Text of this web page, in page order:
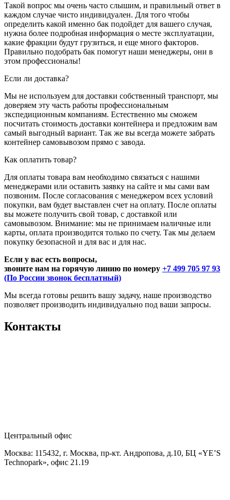
Такой вопрос мы очень часто слышим, и правильный ответ в
каждом случае чисто индивидуален. Для того чтобы
определить какой именно бак подойдет для вашего случая,
нужна более подробная информация о месте эксплуатации,
какие фракции будут грузиться, и еще много факторов.
Правильно подобрать бак помогут наши менеджеры, они в
этом профессионалы!
Если ли доставка?
Мы не используем для доставки собственный транспорт, мы
доверяем эту часть работы профессиональным
экспедиционным компаниям. Естественно мы сможем
посчитать стоимость доставки контейнера и предложим вам
самый выгодный вариант. Так же вы всегда можете забрать
контейнер самовывозом прямо с завода.
Как оплатить товар?
Для оплаты товара вам необходимо связаться с нашими
менеджерами или оставить заявку на сайте и мы сами вам
позвоним. После согласования с менеджером всех условий
покупки, вам будет выставлен счет на оплату. После оплаты
вы можете получить свой товар, с доставкой или
самовывозом. Внимание: мы не принимаем наличные или
карты, оплата производится только по счету. Так мы делаем
покупку безопасной и для вас и для нас.
Если у вас есть вопросы,
звоните нам на горячую линию по номеру +7 499 705 97 93
(По России звонок бесплатный)
Мы всегда готовы решить вашу задачу, наше производство
позволяет производить индивидуально под ваши запросы.
Контакты
Центральный офис
Москва: 115432, г. Москва, пр-кт. Андропова, д.10, БЦ «YE’S
Technopark», офис 21.19